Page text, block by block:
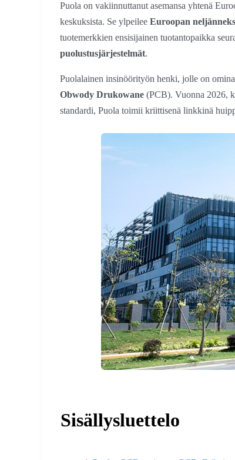
Puola on vakiinnuttanut asemansa yhtenä
keskuksista. Se ylpeilee Euroopan
tuotemerkkien ensisijainen tuotantopaikka
puolustusjärjestelmät.
Puolalainen insinöörityön henki, jolle on
Obwody Drukowane (PCB). Vuonna 2026,
standardi, Puola toimii kriittisenä linkkinä
Sisällysluettelo